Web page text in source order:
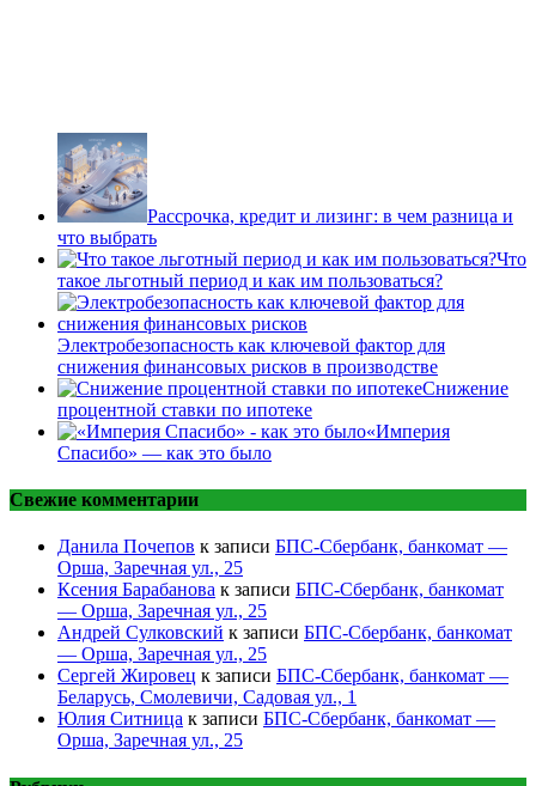
Рассрочка, кредит и лизинг: в чем разница и
что выбрать
Что
такое льготный период и как им пользоваться?
Электробезопасность как ключевой фактор для
снижения финансовых рисков в производстве
Снижение
процентной ставки по ипотеке
«Империя
Спасибо» — как это было
Свежие комментарии
Данила Почепов к записи БПС-Сбербанк, банкомат —
Орша, Заречная ул., 25
Ксения Барабанова к записи БПС-Сбербанк, банкомат
— Орша, Заречная ул., 25
Андрей Сулковский к записи БПС-Сбербанк, банкомат
— Орша, Заречная ул., 25
Сергей Жировец к записи БПС-Сбербанк, банкомат —
Беларусь, Смолевичи, Садовая ул., 1
Юлия Ситница к записи БПС-Сбербанк, банкомат —
Орша, Заречная ул., 25